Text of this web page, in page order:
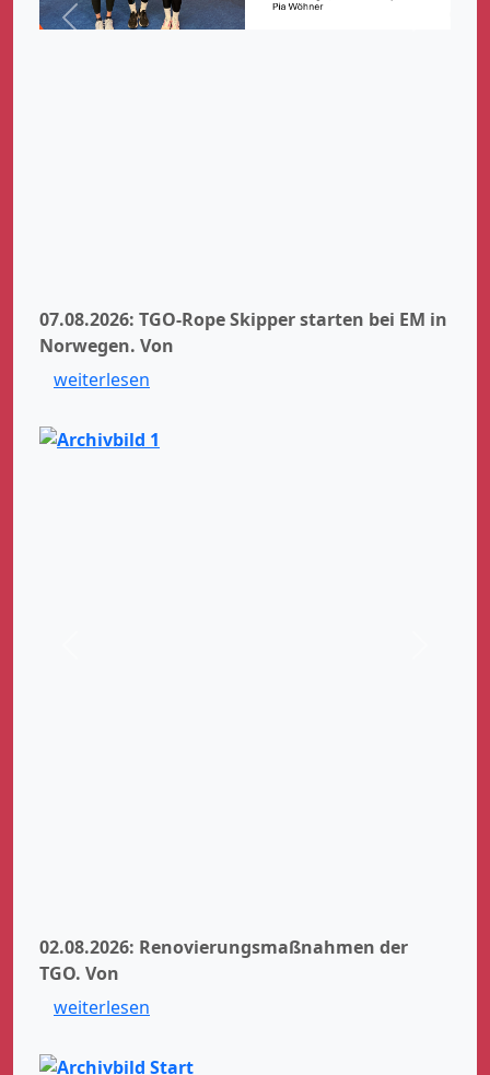
Zurück
07.08.2026: TGO-Rope Skipper starten bei EM in
Norwegen. Von
weiterlesen
02.08.2026: Renovierungsmaßnahmen der
TGO. Von
weiterlesen